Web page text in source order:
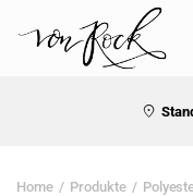
Home Produkte